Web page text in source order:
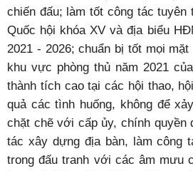
chiến đấu; làm tốt công tác tuyên
Quốc hội khóa XV và địa biểu
2021 - 2026; chuẩn bị tốt mọi
khu vực phòng thủ năm 2021
thành tích cao tại các hội thao,
quả các tình huống, không để
chặt chẽ với cấp ủy, chính quyền
tác xây dựng địa bàn, làm công
trong đấu tranh với các âm mưu